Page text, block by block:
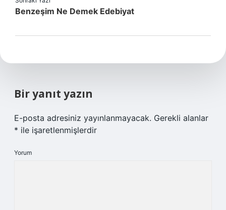
Benzeşim Ne Demek Edebiyat
Bir yanıt yazın
E-posta adresiniz yayınlanmayacak. Gerekli alanlar
* ile işaretlenmişlerdir
Yorum